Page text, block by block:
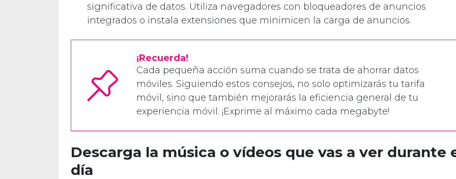
significativa de datos. Utiliza navegadores con bloqueadores de anuncios
integrados o instala extensiones que minimicen la carga de anuncios.
¡Recuerda!
Cada pequeña acción suma cuando se trata de ahorrar datos
móviles. Siguiendo estos consejos, no solo optimizarás tu tarifa
móvil, sino que también mejorarás la eficiencia general de tu
experiencia móvil. ¡Exprime al máximo cada megabyte!
Descarga la música o vídeos que vas a ver durante
día